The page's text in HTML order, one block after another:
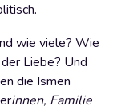
wie viele? Wie
Liebe? Und
die Ismen
innen, Familie